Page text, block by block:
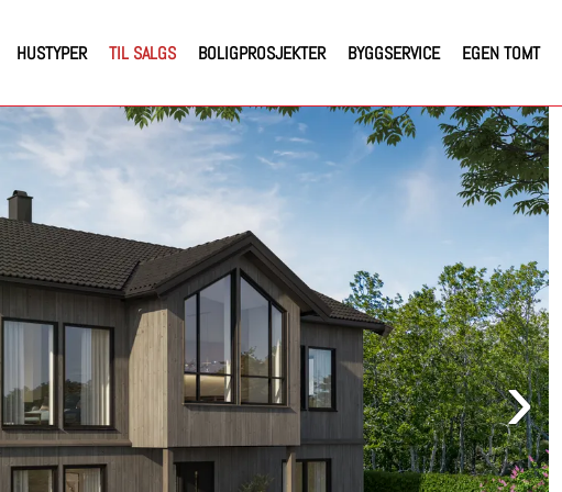
HUSTYPER TIL SALGS BOLIGPROSJEKTER BYGGSERVICE EGEN TOMT